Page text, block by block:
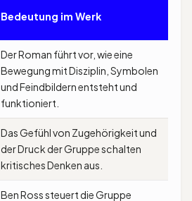
Bedeutung im Werk
Der Roman führt vor, wie eine
Bewegung mit Disziplin, Symbolen
und Feindbildern entsteht und
funktioniert.
Das Gefühl von Zugehörigkeit und
der Druck der Gruppe schalten
kritisches Denken aus.
Ben Ross steuert die Gruppe